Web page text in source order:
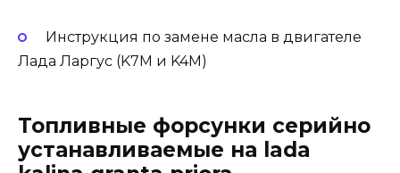
Инструкция по замене масла в двигателе
Лада Ларгус (K7M и K4M)
Топливные форсунки серийно
устанавливаемые на lada